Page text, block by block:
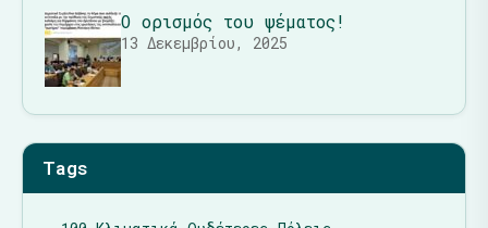
Ο ορισμός του ψέματος!
13 Δεκεμβρίου, 2025
Tags